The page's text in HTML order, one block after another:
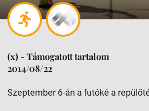
(x) - Támogatott tartalom
2014/08/22
Szeptember 6-án a futóké a